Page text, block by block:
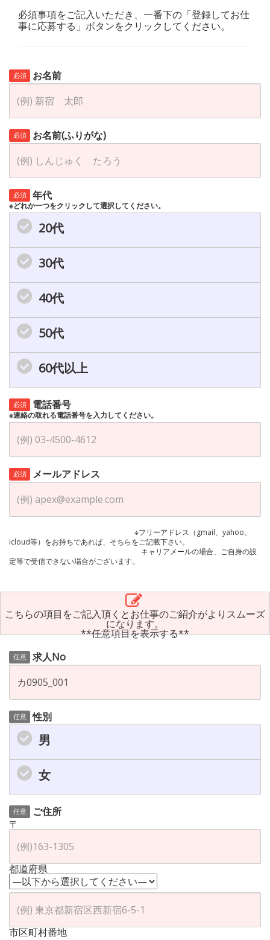
必須事項をご記入いただき、一番下の「登録してお仕
事に応募する」ボタンをクリックしてください。
必須 お名前
必須 お名前(ふりがな)
必須 年代
※どれか一つをクリックして選択してください。
20代
30代
40代
50代
60代以上
必須 電話番号
※連絡の取れる電話番号を入力してください。
必須 メールアドレス
※フリーアドレス（gmail、yahoo、
icloud等）をお持ちであれば、そちらをご記載下さい。
キャリアメールの場合、ご自身の設
定等で受信できない場合がございます。
こちらの項目をご記入頂くとお仕事のご紹介がよりスムーズ
になります。
**任意項目を表示する**
任意 求人No
任意 性別
男
女
任意
ご住所
〒
都道府県
市区町村番地